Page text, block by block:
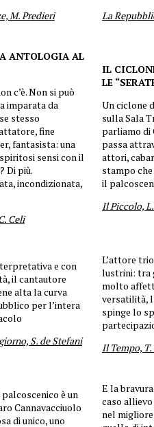
M. Predieri
La
ANTOLOGIA AL
c’è. Non si può
imparata da
stesso
fine
fantasista: una
sensi con il
Di più.
incondizionata,
Celi
IL
LE “
Un ciclone
sulla Sala
parliamo di
passa
attori,
stampo
il
Il Piccolo,
e con
il cantautore
alta la curva
per l’intera
S. de Stefani
L’attore
lustrini: tra
molto
versatilità,
spinge lo
Il Tempo,
è un
Cannavacciuolo
di unico, uno
E la
caso
nel